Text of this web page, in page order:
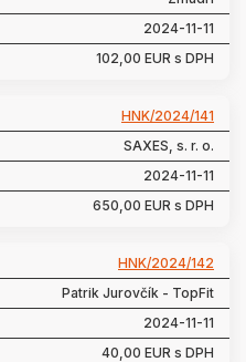
2024-11-11
102,00 EUR s DPH
HNK/2024/141
SAXES, s. r. o.
2024-11-11
650,00 EUR s DPH
HNK/2024/142
Patrik Jurovčík - TopFit
2024-11-11
40,00 EUR s DPH